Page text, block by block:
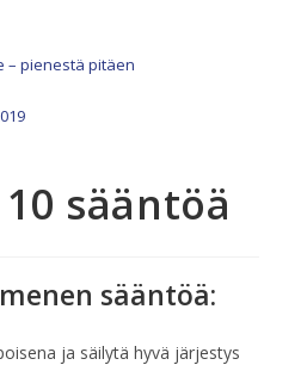
– pienestä pitäen
sääntöä
sääntöä:
ja säilytä hyvä järjestys